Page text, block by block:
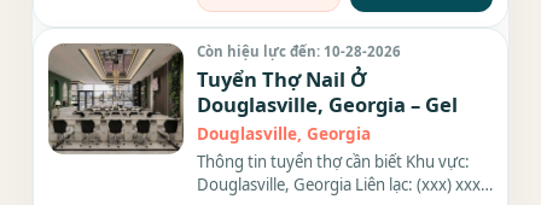
Còn hiệu lực đến: 10-28-2026
Tuyển Thợ Nail Ở
Douglasville, Georgia – Gel
Douglasville, Georgia
Thông tin tuyển thợ cần biết Khu vực:
Douglasville, Georgia Liên lạc: (xxx) xxx-